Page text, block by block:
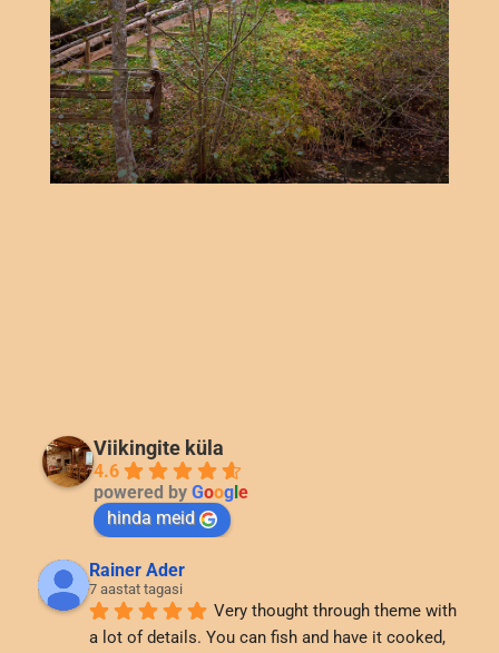
Viikingite küla
4.6
powered by Goog e
hinda meid
Rainer Ader
7 aastat tagasi
Very thought through theme with
a lot of details. You can fish and have it cooked,